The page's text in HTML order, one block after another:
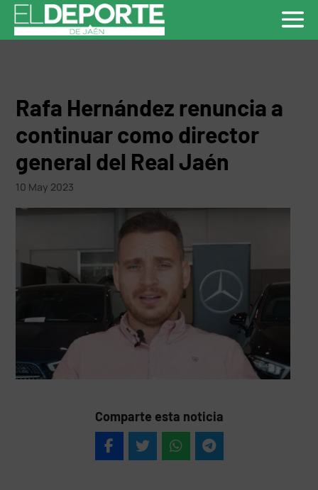
Rafa Hernández renuncia a
continuar como director
general del Real Jaén
10 May 2023
Comparte esta noticia